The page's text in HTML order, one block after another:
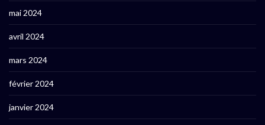
mai 2024
avril 2024
mars 2024
février 2024
janvier 2024